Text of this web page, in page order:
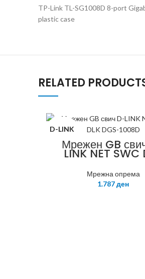
TP-Link TL-SG1008D 8-port
plastic case
RELATED
D-LINK
Мрежен GB
LINK NET SWC
DGS-1008D
Мрежна опрема
1.787ден